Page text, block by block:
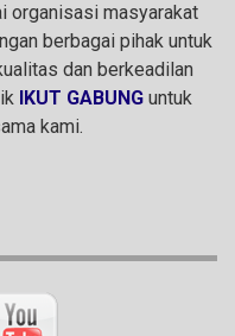
organisasi masyarakat
berbagai pihak untuk
dan berkeadilan
IKUT GABUNG untuk
kami.